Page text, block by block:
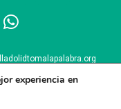
426 124
experiencia en